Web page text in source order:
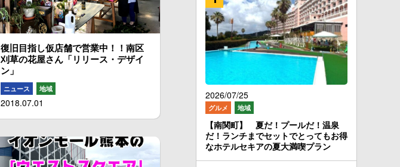
復旧目指し仮店舗で営業中！！南区
刈草の花屋さん「リリース・デザイ
ン」
ニュース 地域
2018.07.01
2026/07/25
グルメ 地域
【南関町】 夏だ！プールだ！温泉
だ！ランチまでセットでとってもお得
なホテルセキアの夏大満喫プラン